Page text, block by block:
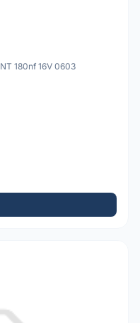
180nf 16V 0603